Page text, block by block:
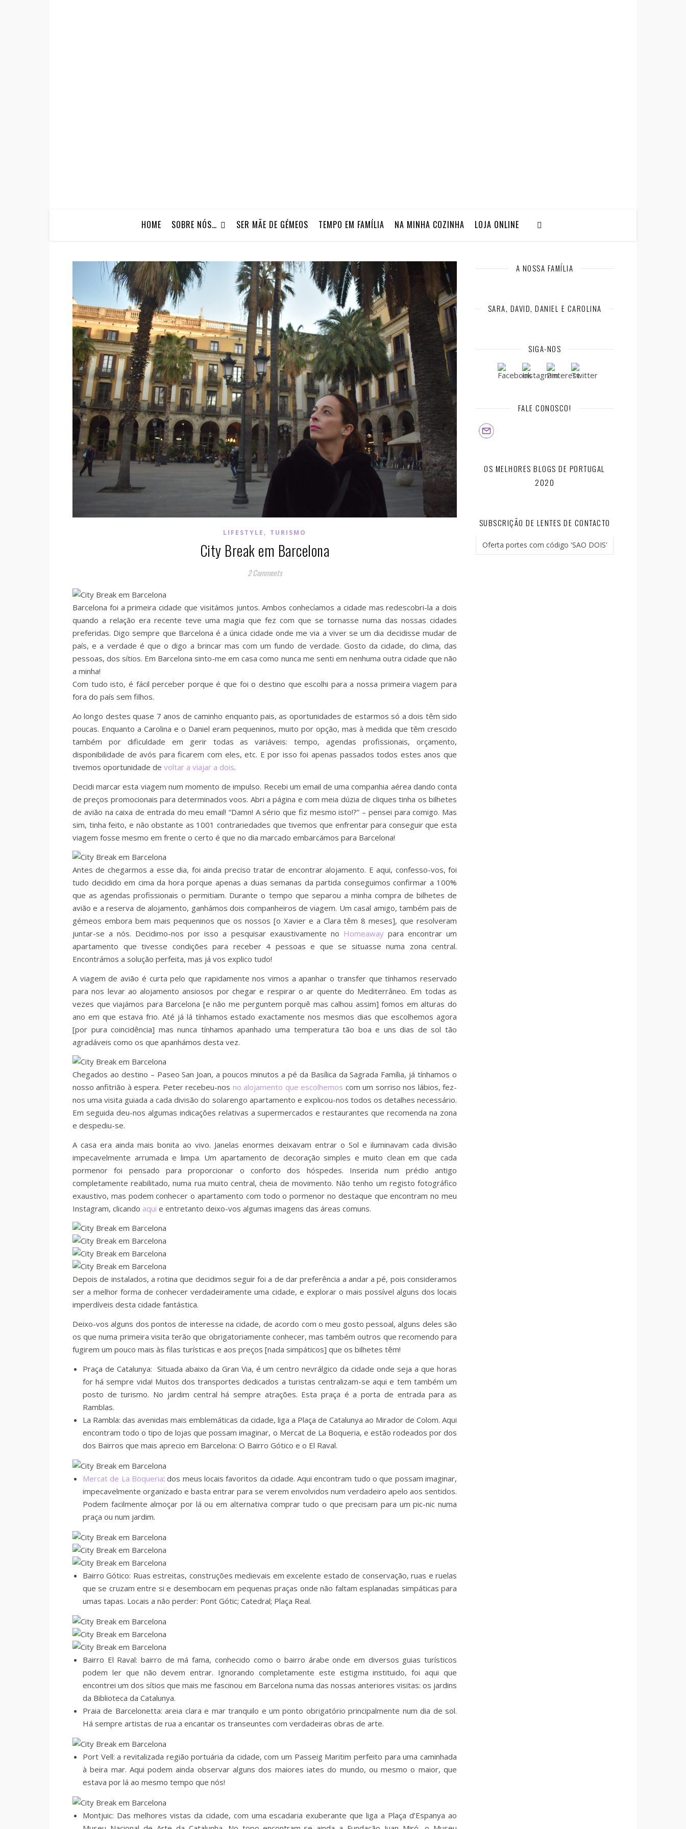
HOME SOBRE NÓS… SER MÃE DE GÉMEOS TEMPO EM FAMÍLIA NA MINHA COZINHA LOJA ONLINE
LIFESTYLE , TURISMO
City Break em Barcelona
2 Comments
Barcelona foi a primeira cidade que visitámos juntos. Ambos conhecíamos a cidade mas redescobri-la a dois
quando a relação era recente teve uma magia que fez com que se tornasse numa das nossas cidades
preferidas. Digo sempre que Barcelona é a única cidade onde me via a viver se um dia decidisse mudar de
país, e a verdade é que o digo a brincar mas com um fundo de verdade. Gosto da cidade, do clima, das
pessoas, dos sítios. Em Barcelona sinto-me em casa como nunca me senti em nenhuma outra cidade que não
a minha!
Com tudo isto, é fácil perceber porque é que foi o destino que escolhi para a nossa primeira viagem para
fora do país sem filhos.
Ao longo destes quase 7 anos de caminho enquanto pais, as oportunidades de estarmos só a dois têm sido
poucas. Enquanto a Carolina e o Daniel eram pequeninos, muito por opção, mas à medida que têm crescido
também por dificuldade em gerir todas as variáveis: tempo, agendas profissionais, orçamento,
disponibilidade de avós para ficarem com eles, etc. E por isso foi apenas passados todos estes anos que
tivemos oportunidade de voltar a viajar a dois.
Decidi marcar esta viagem num momento de impulso. Recebi um email de uma companhia aérea dando conta
de preços promocionais para determinados voos. Abri a página e com meia dúzia de cliques tinha os bilhetes
de avião na caixa de entrada do meu email! “Damn! A sério que fiz mesmo isto!?” – pensei para comigo. Mas
sim, tinha feito, e não obstante as 1001 contrariedades que tivemos que enfrentar para conseguir que esta
viagem fosse mesmo em frente o certo é que no dia marcado embarcámos para Barcelona!
Antes de chegarmos a esse dia, foi ainda preciso tratar de encontrar alojamento. E aqui, confesso-vos, foi
tudo decidido em cima da hora porque apenas a duas semanas da partida conseguimos confirmar a 100%
que as agendas profissionais o permitiam. Durante o tempo que separou a minha compra de bilhetes de
avião e a reserva de alojamento, ganhámos dois companheiros de viagem. Um casal amigo, também pais de
gémeos embora bem mais pequeninos que os nossos [o Xavier e a Clara têm 8 meses], que resolveram
juntar-se a nós. Decidimo-nos por isso a pesquisar exaustivamente no Homeaway para encontrar um
apartamento que tivesse condições para receber 4 pessoas e que se situasse numa zona central.
Encontrámos a solução perfeita, mas já vos explico tudo!
A viagem de avião é curta pelo que rapidamente nos vimos a apanhar o transfer que tínhamos reservado
para nos levar ao alojamento ansiosos por chegar e respirar o ar quente do Mediterrâneo. Em todas as
vezes que viajámos para Barcelona [e não me perguntem porquê mas calhou assim] fomos em alturas do
ano em que estava frio. Até já lá tínhamos estado exactamente nos mesmos dias que escolhemos agora
[por pura coincidência] mas nunca tínhamos apanhado uma temperatura tão boa e uns dias de sol tão
agradáveis como os que apanhámos desta vez.
Chegados ao destino – Paseo San Joan, a poucos minutos a pé da Basílica da Sagrada Família, já tínhamos o
nosso anfitrião à espera. Peter recebeu-nos no alojamento que escolhemos com um sorriso nos lábios, fez-
nos uma visita guiada a cada divisão do solarengo apartamento e explicou-nos todos os detalhes necessário.
Em seguida deu-nos algumas indicações relativas a supermercados e restaurantes que recomenda na zona
e despediu-se.
A casa era ainda mais bonita ao vivo. Janelas enormes deixavam entrar o Sol e iluminavam cada divisão
impecavelmente arrumada e limpa. Um apartamento de decoração simples e muito clean em que cada
pormenor foi pensado para proporcionar o conforto dos hóspedes. Inserida num prédio antigo
completamente reabilitado, numa rua muito central, cheia de movimento. Não tenho um registo fotográfico
exaustivo, mas podem conhecer o apartamento com todo o pormenor no destaque que encontram no meu
Instagram, clicando aqui e entretanto deixo-vos algumas imagens das áreas comuns.
Depois de instalados, a rotina que decidimos seguir foi a de dar preferência a andar a pé, pois consideramos
ser a melhor forma de conhecer verdadeiramente uma cidade, e explorar o mais possível alguns dos locais
imperdíveis desta cidade fantástica.
Deixo-vos alguns dos pontos de interesse na cidade, de acordo com o meu gosto pessoal, alguns deles são
os que numa primeira visita terão que obrigatoriamente conhecer, mas também outros que recomendo para
fugirem um pouco mais às filas turísticas e aos preços [nada simpáticos] que os bilhetes têm!
Praça de Catalunya: Situada abaixo da Gran Via, é um centro nevrálgico da cidade onde seja a que horas
for há sempre vida! Muitos dos transportes dedicados a turistas centralizam-se aqui e tem também um
posto de turismo. No jardim central há sempre atrações. Esta praça é a porta de entrada para as
Ramblas.
La Rambla: das avenidas mais emblemáticas da cidade, liga a Plaça de Catalunya ao Mirador de Colom. Aqui
encontram todo o tipo de lojas que possam imaginar, o Mercat de La Boqueria, e estão rodeados por dos
dos Bairros que mais aprecio em Barcelona: O Bairro Gótico e o El Raval.
Mercat de La Boqueria: dos meus locais favoritos da cidade. Aqui encontram tudo o que possam imaginar,
impecavelmente organizado e basta entrar para se verem envolvidos num verdadeiro apelo aos sentidos.
Podem facilmente almoçar por lá ou em alternativa comprar tudo o que precisam para um pic-nic numa
praça ou num jardim.
Bairro Gótico: Ruas estreitas, construções medievais em excelente estado de conservação, ruas e ruelas
que se cruzam entre si e desembocam em pequenas praças onde não faltam esplanadas simpáticas para
umas tapas. Locais a não perder: Pont Gótic; Catedral; Plaça Real.
Bairro El Raval: bairro de má fama, conhecido como o bairro árabe onde em diversos guias turísticos
podem ler que não devem entrar. Ignorando completamente este estigma instituido, foi aqui que
encontrei um dos sítios que mais me fascinou em Barcelona numa das nossas anteriores visitas: os jardins
da Biblioteca da Catalunya.
Praia de Barcelonetta: areia clara e mar tranquilo e um ponto obrigatório principalmente num dia de sol.
Há sempre artistas de rua a encantar os transeuntes com verdadeiras obras de arte.
Port Vell: a revitalizada região portuária da cidade, com um Passeig Maritim perfeito para uma caminhada
à beira mar. Aqui podem ainda observar alguns dos maiores iates do mundo, ou mesmo o maior, que
estava por lá ao mesmo tempo que nós!
Montjuic: Das melhores vistas da cidade, com uma escadaria exuberante que liga a Plaça d’Espanya ao
A NOSSA FAMÍLIA
SARA, DAVID, DANIEL E CAROLINA
SIGA-NOS
FALE CONOSCO!
OS MELHORES BLOGS DE PORTUGAL
2020
SUBSCRIÇÃO DE LENTES DE CONTACTO
Oferta portes com código 'SAO DOIS'